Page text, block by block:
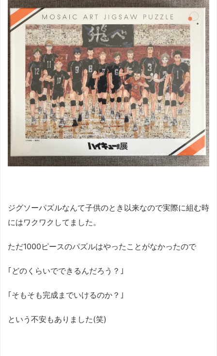
ジグソーパズルなんて子供のとき以来なので実際に組む時
にはワクワクしてました。
ただ1000ピースのパズルはやったことがなかったので
｢どのくらいでできるんだろう？｣
｢そもそも完成までいけるのか？｣
という不安もありました(笑)